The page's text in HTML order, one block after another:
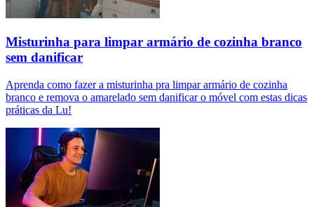
Misturinha para limpar armário de cozinha branco
sem danificar
Aprenda como fazer a misturinha pra limpar armário de cozinha
branco e remova o amarelado sem danificar o móvel com estas dicas
práticas da Lu!